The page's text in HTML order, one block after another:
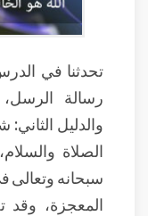
تحدثنا في
رسالة الرسل،
والدليل
الصلاة
سبحانه وتعالى
المعجزة، وقد